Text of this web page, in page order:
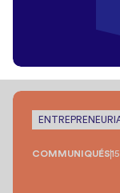
COMMUNIQUÉS